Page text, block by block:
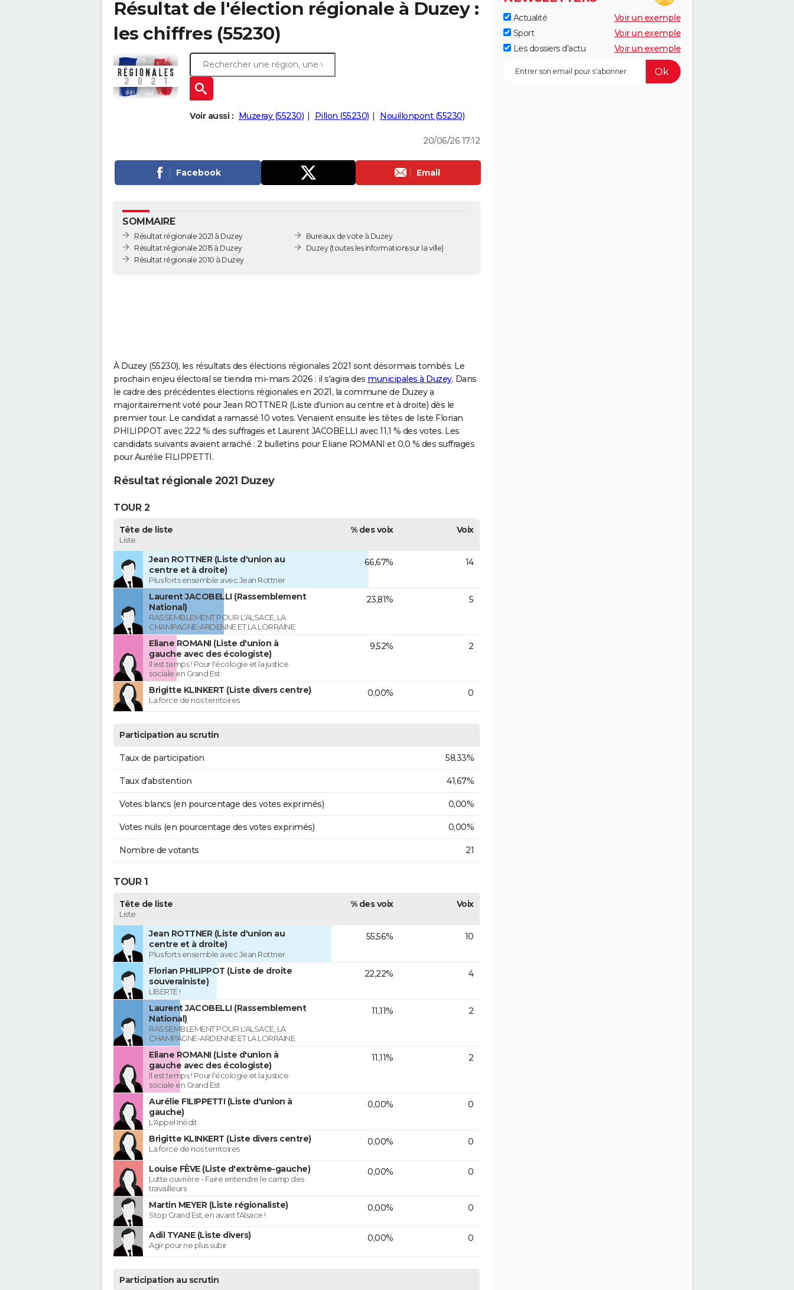
Résultat de l'élection régionale à Duzey :
les chiffres (55230)
Voir aussi : Muzeray (55230) Pillon (55230) Nouillonpont (55230)
20/06/26 17:12
Facebook Email
SOMMAIRE
Résultat régionale 2021 à Duzey
Résultat régionale 2015 à Duzey
Résultat régionale 2010 à Duzey
Bureaux de vote à Duzey
Duzey(toutes les informations sur la ville)
À Duzey (55230), les résultats des élections régionales 2021 sont désormais tombés. Le
prochain enjeu électoral se tiendra mi-mars 2026 : il s'agira des municipales à Duzey. Dans
le cadre des précédentes élections régionales en 2021, la commune de Duzey a
majoritairement voté pour Jean ROTTNER (Liste d'union au centre et à droite) dès le
premier tour. Le candidat a ramassé 10 votes. Venaient ensuite les têtes de liste Florian
PHILIPPOT avec 22,2 % des suffrages et Laurent JACOBELLI avec 11,1 % des votes. Les
candidats suivants avaient arraché : 2 bulletins pour Eliane ROMANI et 0,0 % des suffrages
pour Aurélie FILIPPETTI.
Résultat régionale 2021 Duzey
TOUR 2
Tête de liste
Liste
% des voix Voix
Jean ROTTNER (Liste d'union au
centre et à droite)
Plus forts ensemble avec Jean Rottner
66,67% 14
Laurent JACOBELLI (Rassemblement
National)
RASSEMBLEMENT POUR L'ALSACE, LA
CHAMPAGNE-ARDENNE ET LA LORRAINE
23,81% 5
Eliane ROMANI (Liste d'union à
gauche avec des écologiste)
Il est temps ! Pour l'écologie et la justice
sociale en Grand Est
9,52% 2
Brigitte KLINKERT (Liste divers centre)
La force de nos territoires
0,00% 0
Participation au scrutin
Taux de participation 58,33%
Taux d'abstention 41,67%
Votes blancs (en pourcentage des votes exprimés) 0,00%
Votes nuls (en pourcentage des votes exprimés) 0,00%
Nombre de votants 21
TOUR 1
Tête de liste
Liste
% des voix Voix
Jean ROTTNER (Liste d'union au
centre et à droite)
Plus forts ensemble avec Jean Rottner
55,56% 10
Florian PHILIPPOT (Liste de droite
souverainiste)
LIBERTÉ !
22,22% 4
Laurent JACOBELLI (Rassemblement
National)
RASSEMBLEMENT POUR L'ALSACE, LA
CHAMPAGNE-ARDENNE ET LA LORRAINE
11,11% 2
Eliane ROMANI (Liste d'union à
gauche avec des écologiste)
Il est temps ! Pour l'écologie et la justice
sociale en Grand Est
11,11% 2
Aurélie FILIPPETTI (Liste d'union à
gauche)
L'Appel Inédit
0,00% 0
Brigitte KLINKERT (Liste divers centre)
La force de nos territoires
0,00% 0
Louise FÈVE (Liste d'extrême-gauche)
Lutte ouvrière - Faire entendre le camp des
travailleurs
0,00% 0
Martin MEYER (Liste régionaliste)
Stop Grand Est, en avant l'Alsace !
0,00% 0
Adil TYANE (Liste divers)
Agir pour ne plus subir
0,00% 0
Participation au scrutin
Actualité
Voir un exemple
Sport
Voir un exemple
Les dossiers d'actu
Voir un exemple